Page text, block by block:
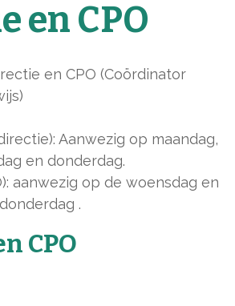
en CPO
en CPO (Coördinator
Aanwezig op maandag,
en donderdag.
aanwezig op de woensdag en
.
CPO